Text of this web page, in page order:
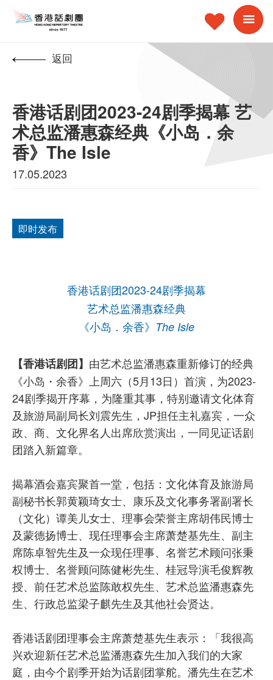
返回
香港话剧团2023-24剧季揭幕 艺
术总监潘惠森经典《小岛．余
香》The Isle
17.05.2023
即时发布
香港话剧团2023-24剧季揭幕
艺术总监潘惠森经典
《小岛．余香》 The Isle
【香港话剧团】 由艺术总监潘惠森重新修订的经典
《小岛・余香》上周六（5月13日）首演，为2023-
24剧季揭开序幕，为隆重其事，特别邀请文化体育
及旅游局副局长刘震先生，JP担任主礼嘉宾，一众
政、商、文化界名人出席欣赏演出，一同见证话剧
团踏入新篇章。
揭幕酒会嘉宾聚首一堂，包括：文化体育及旅游局
副秘书长郭黄颖琦女士、康乐及文化事务署副署长
（文化）谭美儿女士、理事会荣誉主席胡伟民博士
及蒙德扬博士、现任理事会主席萧楚基先生、副主
席陈卓智先生及一众现任理事、名誉艺术顾问张秉
权博士、名誉顾问陈健彬先生、桂冠导演毛俊辉教
授、前任艺术总监陈敢权先生、艺术总监潘惠森先
生、行政总监梁子麒先生及其他社会贤达。
香港话剧团理事会主席萧楚基先生表示：「我很高
兴欢迎新任艺术总监潘惠森先生加入我们的大家
庭，由今个剧季开始为话剧团掌舵。潘先生在艺术